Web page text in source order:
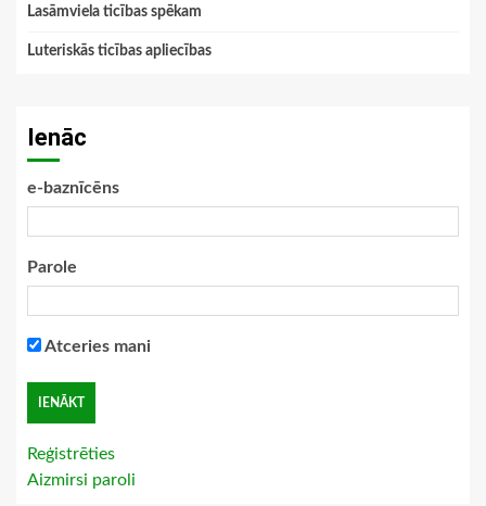
Lasāmviela ticības spēkam
Luteriskās ticības apliecības
Ienāc
e-baznīcēns
Parole
Atceries mani
Reģistrēties
Aizmirsi paroli